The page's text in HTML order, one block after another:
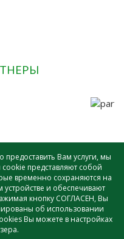
© - 2026 |
сайта
предоставить Вам услуги, мы
представляют собой
временно сохраняются на
и обеспечивают
кнопку СОГЛАСЕН, Вы
об использовании
Вы можете в настройках